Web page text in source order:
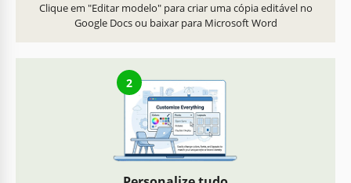
Clique em "Editar modelo" para criar uma cópia editável no
Google Docs ou baixar para Microsoft Word
2